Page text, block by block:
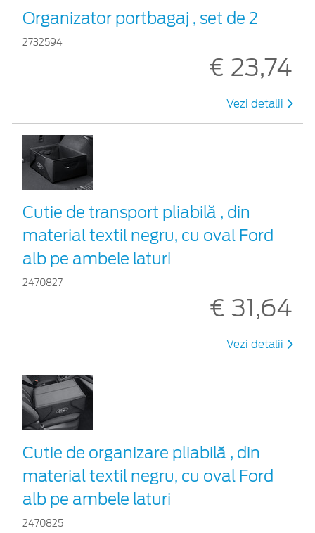
Organizator portbagaj , set de 2
2732594
€ 23,74
Vezi detalii
Cutie de transport pliabilă , din
material textil negru, cu oval Ford
alb pe ambele laturi
2470827
€ 31,64
Vezi detalii
Cutie de organizare pliabilă , din
material textil negru, cu oval Ford
alb pe ambele laturi
2470825